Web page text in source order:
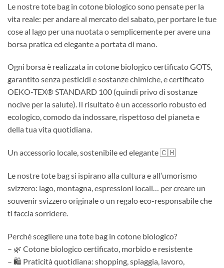
Le nostre tote bag in cotone biologico sono pensate per la
vita reale: per andare al mercato del sabato, per portare le tue
cose al lago per una nuotata o semplicemente per avere una
borsa pratica ed elegante a portata di mano.
Ogni borsa è realizzata in cotone biologico certificato GOTS,
garantito senza pesticidi e sostanze chimiche, e certificato
OEKO-TEX® STANDARD 100 (quindi privo di sostanze
nocive per la salute). Il risultato è un accessorio robusto ed
ecologico, comodo da indossare, rispettoso del pianeta e
della tua vita quotidiana.
Un accessorio locale, sostenibile ed elegante 🇨🇭
Le nostre tote bag si ispirano alla cultura e all’umorismo
svizzero: lago, montagna, espressioni locali… per creare un
souvenir svizzero originale o un regalo eco-responsabile che
ti faccia sorridere.
Perché scegliere una tote bag in cotone biologico?
– 🌿 Cotone biologico certificato, morbido e resistente
– 🛍️ Praticità quotidiana: shopping, spiaggia, lavoro,